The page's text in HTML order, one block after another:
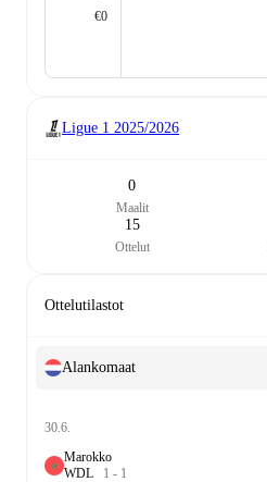
€0
Ligue 1 2025/2026
0
Maalit
15
Ottelut
Ottelutilastot
Alankomaat
30.6.
Marokko
WDL 1 - 1